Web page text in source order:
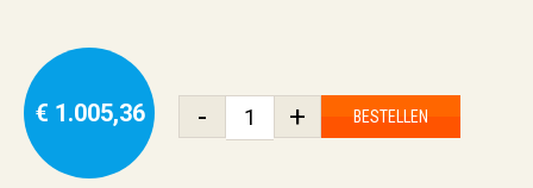
€ 1.005,36 - + BESTELLEN